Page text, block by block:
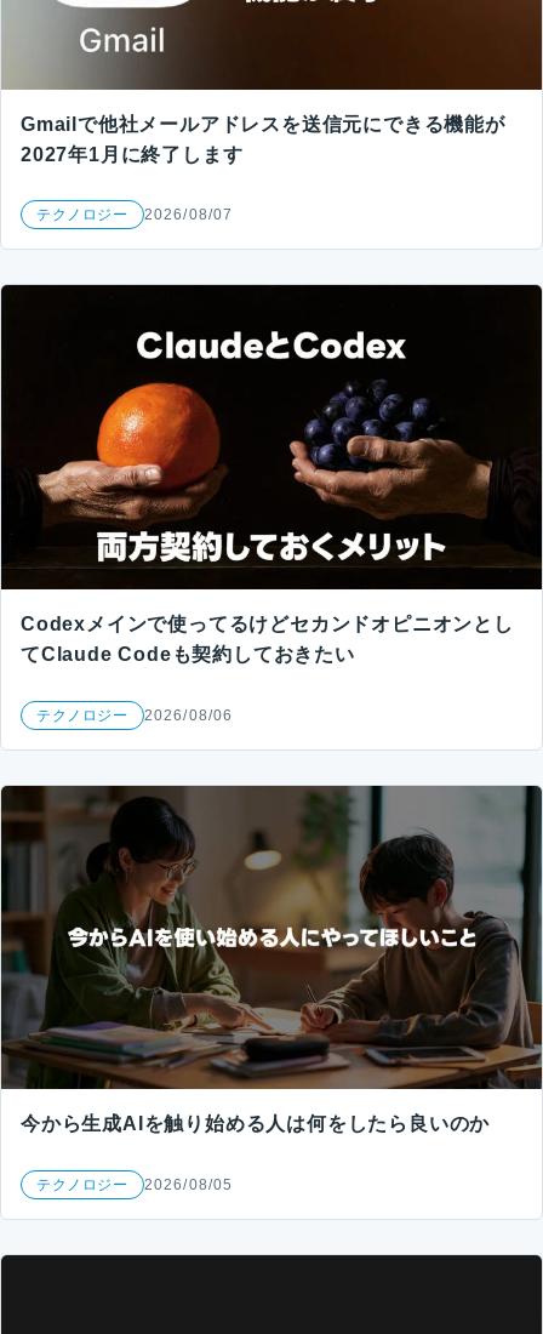
Gmailで他社メールアドレスを送信元にできる機能が
2027年1月に終了します
テクノロジー 2026/08/07
Codexメインで使ってるけどセカンドオピニオンとし
てClaude Codeも契約しておきたい
テクノロジー 2026/08/06
今から生成AIを触り始める人は何をしたら良いのか
テクノロジー 2026/08/05